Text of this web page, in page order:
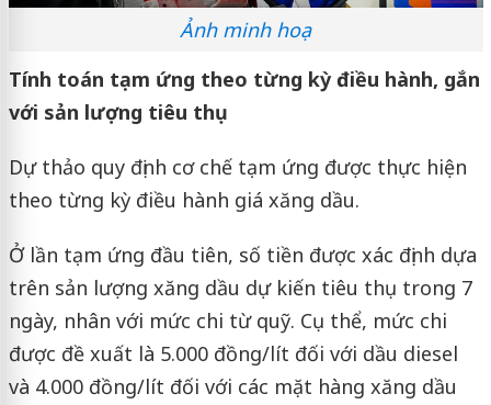
Ảnh minh hoạ
Tính toán tạm ứng theo từng kỳ điều hành, gắn
với sản lượng tiêu thụ
Dự thảo quy định cơ chế tạm ứng được thực hiện
theo từng kỳ điều hành giá xăng dầu.
Ở lần tạm ứng đầu tiên, số tiền được xác định dựa
trên sản lượng xăng dầu dự kiến tiêu thụ trong 7
ngày, nhân với mức chi từ quỹ. Cụ thể, mức chi
được đề xuất là 5.000 đồng/lít đối với dầu diesel
và 4.000 đồng/lít đối với các mặt hàng xăng dầu